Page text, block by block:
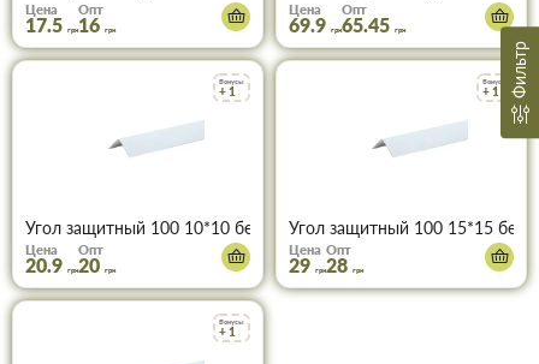
Цена
17.5 грн
Опт
16 грн
Цена
69.9 грн
Опт
65.45 грн
Бонусы
+ 1
Угол защитный 100 10*10 белый 2,7м
Цена
20.9 грн
Опт
20 грн
Бонусы
+ 1
Угол защитный 100 15*15
Цена
29 грн
Опт
28 грн
Бонусы
+ 1
Фильтр